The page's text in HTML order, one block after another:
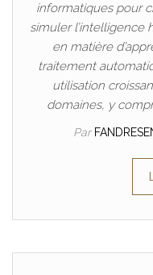
informatiques pour
simuler l’intelligence
en matière
traitement
utilisation
domaines, y
Par